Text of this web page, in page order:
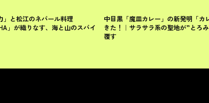
」と松江のネパール料理
」が織りなす、海と山のスパイ
目黒区
中目黒「魔皿カレー」の新発明「カ
きた！｜サラサラ系の聖地が”とろ
覆す